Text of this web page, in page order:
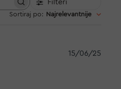
Filteri
Sortiraj po: Najrelevantnije
15/06/25